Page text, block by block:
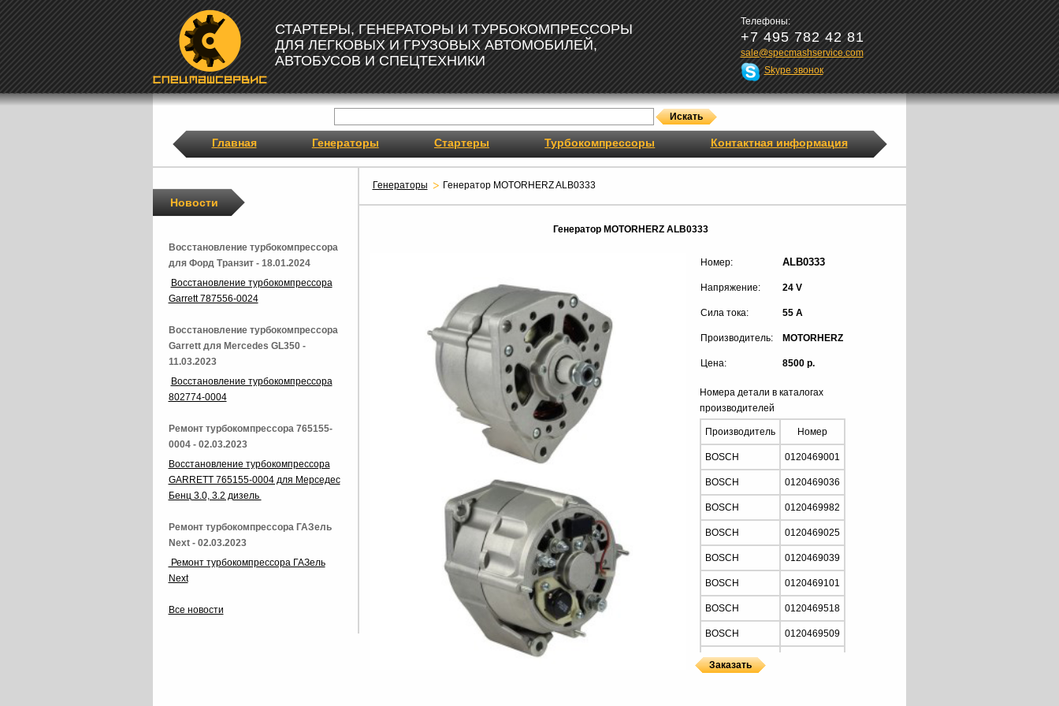
СТАРТЕРЫ, ГЕНЕРАТОРЫ И ТУРБОКОМПРЕССОРЫ
ДЛЯ ЛЕГКОВЫХ И ГРУЗОВЫХ АВТОМОБИЛЕЙ,
АВТОБУСОВ И СПЕЦТЕХНИКИ
Телефоны:
+7 495 782 42 81
sale@specmashservice.com
Skype звонок
Главная Генераторы Стартеры Турбокомпрессоры Контактная информация
Генераторы Генератор MOTORHERZ ALB0333
Генератор MOTORHERZ ALB0333
Номер: ALB0333
Напряжение: 24 V
Сила тока: 55 A
Производитель: MOTORHERZ
Цена: 8500 р.
Номера детали в каталогах
производителей
Производитель Номер
BOSCH 0120469001
BOSCH 0120469036
BOSCH 0120469982
BOSCH 0120469025
BOSCH 0120469039
BOSCH 0120469101
BOSCH 0120469518
BOSCH 0120469509
BOSCH
Новости
Восстановление турбокомпрессора
для Форд Транзит - 18.01.2024
Восстановление турбокомпрессора
Garrett 787556-0024
Восстановление турбокомпрессора
Garrett для Mercedes GL350 -
11.03.2023
Восстановление турбокомпрессора
802774-0004
Ремонт турбокомпрессора 765155-
0004 - 02.03.2023
Восстановление турбокомпрессора
GARRETT 765155-0004 для Мерседес
Бенц 3.0, 3.2 дизель
Ремонт турбокомпрессора ГАЗель
Next - 02.03.2023
Ремонт турбокомпрессора ГАЗель
Next
Все новости